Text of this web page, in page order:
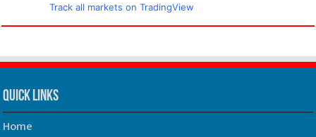
Track all markets on TradingView
Quick Links
Home